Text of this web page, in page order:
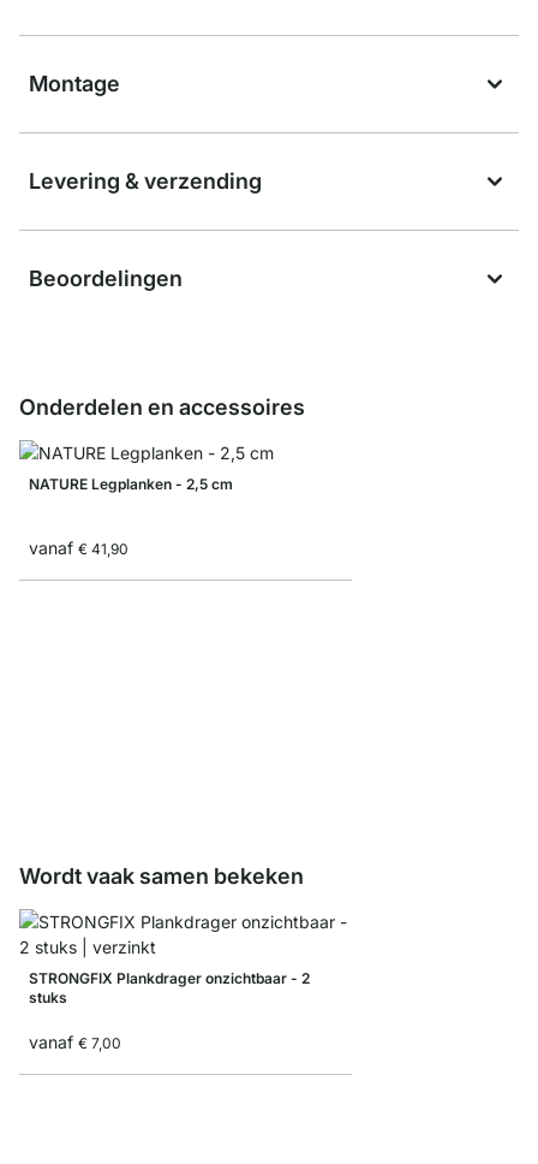
Montage
Levering & verzending
Beoordelingen
Onderdelen en accessoires
NATURE Legplanken - 2,5 cm
vanaf € 41,90
Wordt vaak samen bekeken
STRONGFIX Plankdrager onzichtbaar - 2
stuks
vanaf € 7,00